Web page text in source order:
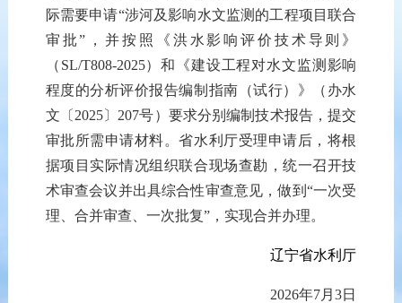
际需要申请“涉河及影响水文监测的工程项目联合
审批”，并按照
《洪水影响评价技术导则》
（SL/T808-2025）和
《建设工程对水文监测影响
程度的分析评价报告编制指南（试行）》
（ 办水
文 〔 2025〕 207号） 要求分别编制技术报告 ，提交
审批所需申请材料。省水利厅受理申请后， 将根
据项目实际情况组织联合现场查勘，统一召开技
术审查会议并出具综合性审查意见 ，做到 “一次受
理、合并审查、一次批复”， 实现合并办理。
辽宁省水利厅
2026年7月3日